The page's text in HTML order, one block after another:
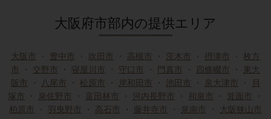
大阪府市部内の提供エリア
大阪市 ・ 豊中市 ・ 吹田市 ・ 高槻市 ・ 茨木市 ・ 摂津市 ・ 枚方
市
・ 交野市 ・ 寝屋川市 ・ 守口市 ・ 門真市 ・ 四條畷市 ・
東大
阪市
・ 八尾市 ・ 松原市 ・ 岸和田市 ・ 池田市 ・ 泉大津市 ・
貝
塚市
・ 泉佐野市 ・ 富田林市 ・ 河内長野市 ・ 和泉市 ・ 箕面市
・
柏原市
・ 羽曳野市 ・ 高石市 ・ 藤井寺市 ・ 泉南市 ・
大阪狭山市